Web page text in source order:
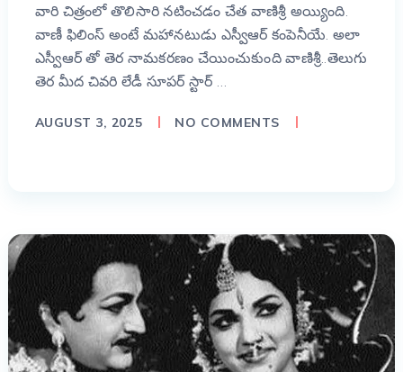
వారి చిత్రంలో తొలిసారి నటించడం చేత వాణిశ్రీ అయ్యింది.
వాణీ ఫిలింస్ అంటే మహానటుడు ఎస్వీఆర్ కంపెనీయే. అలా
ఎస్వీఆర్ తో తెర నామకరణం చేయించుకుంది వాణిశ్రీ..తెలుగు
తెర మీద చివరి లేడీ సూపర్ స్టార్ …
AUGUST 3, 2025 NO COMMENTS